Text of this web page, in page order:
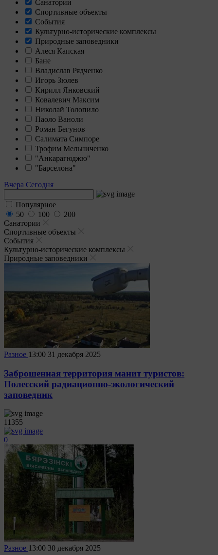
Санатории
Спортивные объекты
События
Культурно-исторические комплексы
Природные заповедники
Алеся Капская
Бане
Владислав Рядченко
Игорь Зюлев
Кирилл Янковский
Ковалевич Максим
Николай Толопило
Паоло Ваноли
Роман Бегунов
Салимата Симпоре
Трофим Мельниченко
"Анкарагюджю"
"Барселона"
Вчера Сегодня
Популярное
50
100
200
Санатории
Спортивные объекты
События
Культурно-исторические комплексы
Природные заповедники
Разное 13:00 31 декабря 2025
Заброшенная территория манит туристов:
Полесский радиационно-экологический
заповедник
11355
0
Разное 13:00 30 декабря 2025